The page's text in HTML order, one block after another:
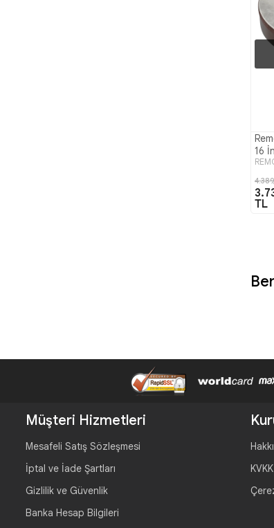
16
TL
Müşteri Hizmetleri
Mesafeli Satış Sözleşmesi
İptal ve İade Şartları
Gizlilik ve Güvenlik
Banka Hesap Bilgileri